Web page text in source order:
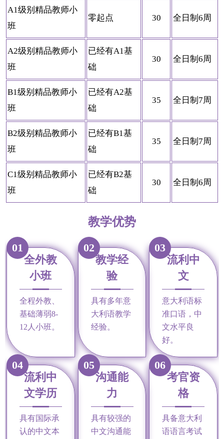
A1级别精品教师小
班
零起点 30 全日制6周
A2级别精品教师小
班
已经有A1基
础
30 全日制6周
B1级别精品教师小
班
已经有A2基
础
35 全日制7周
B2级别精品教师小
班
已经有B1基
础
35 全日制7周
C1级别精品教师小
班
已经有B2基
础
30 全日制6周
教学优势
01
全外教
小班
全程外教、
基础薄弱8-
12人小班。
02
教学经
验
具有多年意
大利语教学
经验。
03
流利中
文
意大利语标
准口语，中
文水平良
好。
04
流利中
文学历
具有国际承
认的中文本
05
沟通能
力
具有较强的
中文沟通能
06
考官资
格
具备意大利
语语言考试